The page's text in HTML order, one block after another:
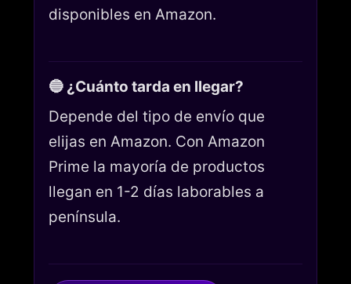
disponibles en Amazon.
🔵 ¿Cuánto tarda en llegar?
Depende del tipo de envío que
elijas en Amazon. Con Amazon
Prime la mayoría de productos
llegan en 1-2 días laborables a
península.